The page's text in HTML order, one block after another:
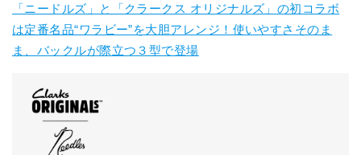
「ニードルズ」と「クラークス オリジナルズ」の初コラボ
は定番名品“ワラビー”を大胆アレンジ！使いやすさそのま
ま、バックルが際立つ３型で登場